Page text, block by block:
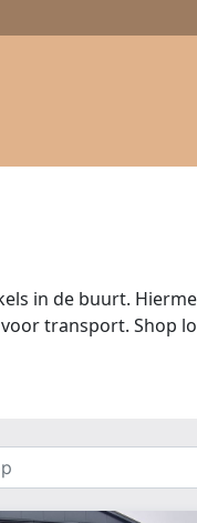
in de buurt.
transport. Shop